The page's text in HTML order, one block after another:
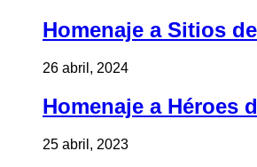
Homenaje a Sitios
26 abril, 2024
Homenaje a Héroes
25 abril, 2023